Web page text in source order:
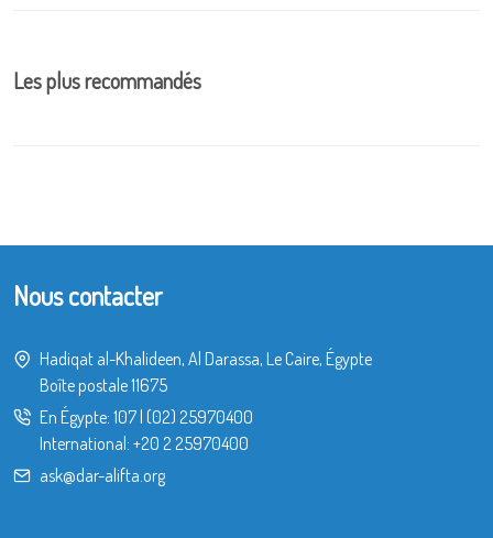
Les plus recommandés
Nous contacter
Hadiqat al-Khalideen, Al Darassa, Le Caire, Égypte
Boîte postale 11675
En Égypte: 107| (02) 25970400
International: +20 2 25970400
ask@dar-alifta.org